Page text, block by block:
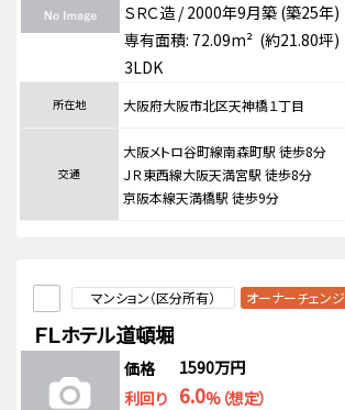
ＳＲＣ造 / 2000年9月築 (築25年)
専有面積: 72.09m² (約21.80坪)
3LDK
所在地 大阪府大阪市北区天神橋１丁目
交通
大阪メトロ谷町線南森町駅 徒歩8分
ＪＲ東西線大阪天満宮駅 徒歩8分
京阪本線天満橋駅 徒歩9分
マンション（区分所有） オーナーチェンジ
ＦＬホテル道頓堀
価格
1590万円
利回り 6.0%（想定）